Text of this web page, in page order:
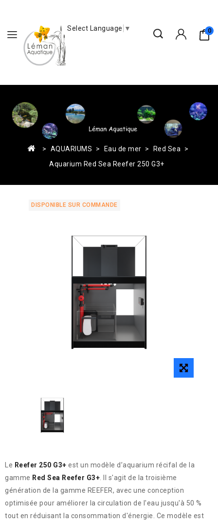
0
Select Language ▼
AQUARIUMS Eau de mer
Red Sea
Aquarium Red Sea Reefer 250 G3+
DISPONIBLE SUR COMMANDE
Le Reefer 250 G3+ est un modèle d’aquarium récifal de la
gamme Red Sea Reefer G3+
Il s'agit de la troisième
génération de la gamme REEFER, avec une conception
optimisée pour améliorer la circulation de l'eau jusqu'à 50 %
tout en réduisant la consommation d'énergie. Ce modèle est